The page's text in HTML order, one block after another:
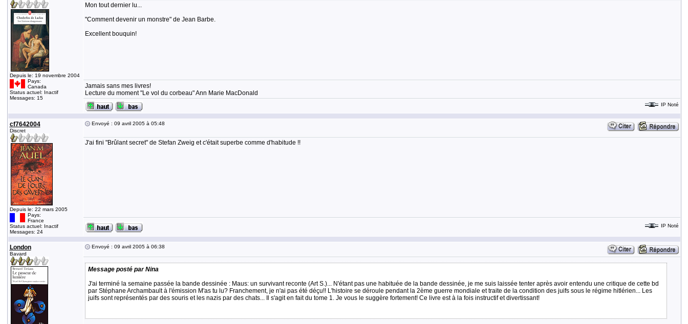
Depuis le: 19 novembre 2004
Pays:
Canada
Status actuel: Inactif
Messages: 15
Mon tout dernier lu...
"Comment devenir un monstre" de Jean Barbe.
Excellent bouquin!
Jamais sans mes livres!
Lecture du moment "Le vol du corbeau" Ann Marie MacDonald
IP Noté
cf7642004
Discret
Depuis le: 22 mars 2005
Pays:
France
Status actuel: Inactif
Messages: 24
Envoyé : 09 avril 2005 à 05:48
J'ai fini "Brûlant secret" de Stefan Zweig et c'était superbe comme d'habitude !!
IP Noté
London
Bavard
Envoyé : 09 avril 2005 à 06:38
Message posté par Nina
J'ai terminé la semaine passée la bande dessinée : Maus: un survivant reconte (Art S.)... N'étant pas une habituée de la bande dessinée, je me suis laissée tenter après avoir entendu une critique de cette bd
par Stéphane Archambault à l'émission M'as tu lu? Franchement, je n'ai pas été déçu!! L'histoire se déroule pendant la 2ème guerre mondiale et traite de la condition des juifs sous le régime hitlérien... Les
juifs sont représentés par des souris et les nazis par des chats... Il s'agit en fait du tome 1. Je vous le suggère fortement! Ce livre est à la fois instructif et divertissant!